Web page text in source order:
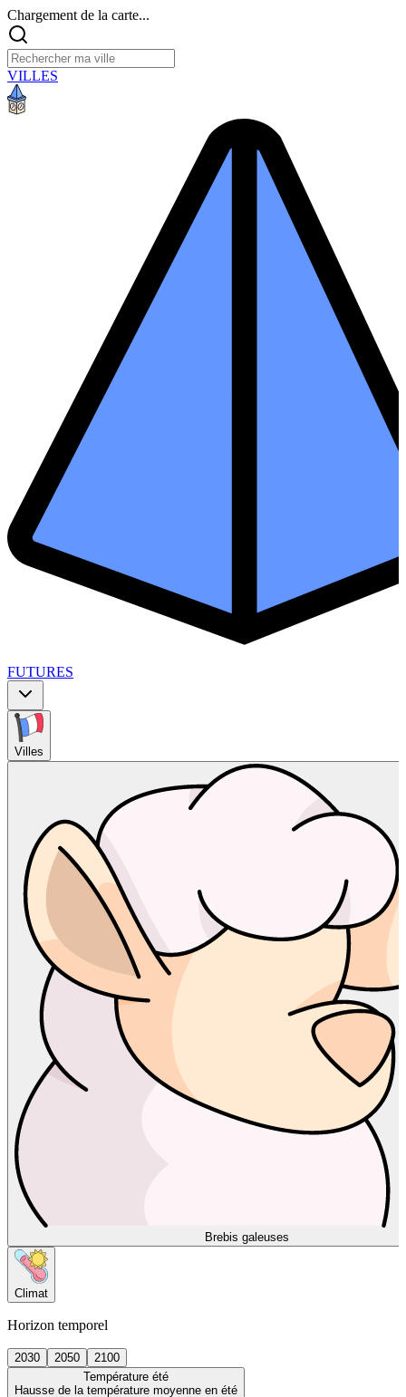
Chargement de la carte...
VILLES
FUTURES
Villes
Brebis galeuses
Climat
Horizon temporel
2030 2050
2100
Température été
Hausse de la température moyenne en été